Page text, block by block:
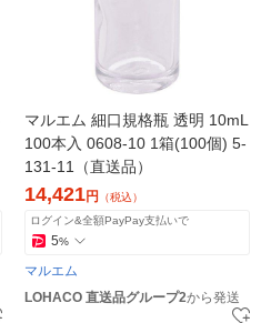
マルエム 細口規格瓶 透明 10mL
100本入 0608-10 1箱(100個) 5-
131-11（直送品）
14,421円
（税込）
ログイン&全額PayPay支払いで
5%
マルエム
LOHACO 直送品グループ2から発送